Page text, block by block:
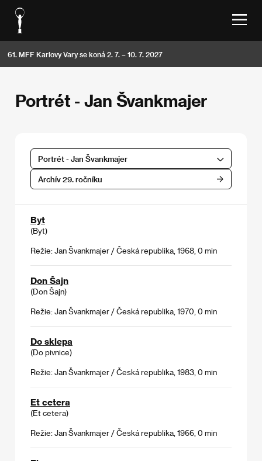
61. MFF Karlovy Vary se koná 2. 7. – 10. 7. 2027
Portrét - Jan Švankmajer
Portrét - Jan Švankmajer
Archív 29. ročníku
Byt
(Byt)
Režie: Jan Švankmajer / Česká republika, 1968, 0 min
Don Šajn
(Don Šajn)
Režie: Jan Švankmajer / Česká republika, 1970, 0 min
Do sklepa
(Do pivnice)
Režie: Jan Švankmajer / Česká republika, 1983, 0 min
Et cetera
(Et cetera)
Režie: Jan Švankmajer / Česká republika, 1966, 0 min